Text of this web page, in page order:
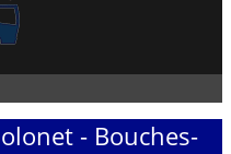
- Bouches-